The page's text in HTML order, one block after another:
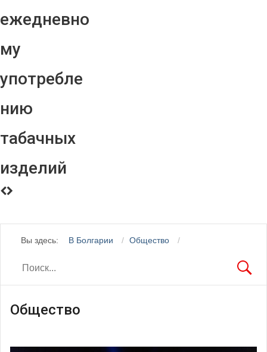
ежедневно
му
употребле
нию
табачных
изделий
Вы здесь: В Болгарии Общество
Общество